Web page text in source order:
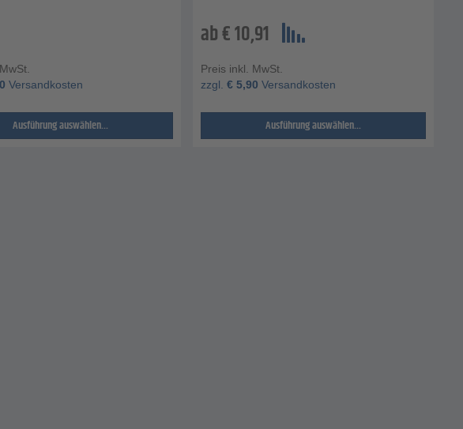
Versandkosten
Ausführung auswählen...
ab€10,91
Preis inkl. MwSt.
zzgl. € 5,90 Versandkosten
Ausführung auswählen...